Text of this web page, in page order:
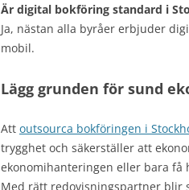
Är digital bokföring standard i
Ja, nästan alla byråer erbjuder
mobil.
Lägg grunden för sund
Att outsourca bokföringen i
trygghet och säkerställer att
ekonomihanteringen eller bara få
Med rätt redovisningspartner blir